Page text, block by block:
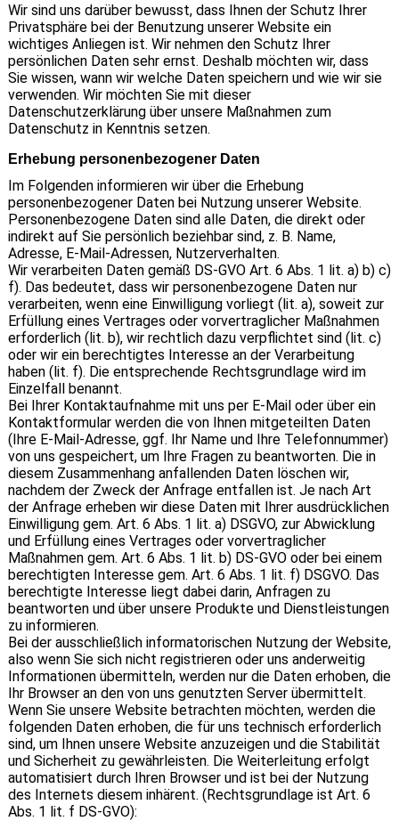
Wir sind uns darüber bewusst, dass Ihnen der Schutz Ihrer
Privatsphäre bei der Benutzung unserer Website ein
wichtiges Anliegen ist. Wir nehmen den Schutz Ihrer
persönlichen Daten sehr ernst. Deshalb möchten wir, dass
Sie wissen, wann wir welche Daten speichern und wie wir sie
verwenden. Wir möchten Sie mit dieser
Datenschutzerklärung über unsere Maßnahmen zum
Datenschutz in Kenntnis setzen.
Erhebung personenbezogener Daten
Im Folgenden informieren wir über die Erhebung
personenbezogener Daten bei Nutzung unserer Website.
Personenbezogene Daten sind alle Daten, die direkt oder
indirekt auf Sie persönlich beziehbar sind, z. B. Name,
Adresse, E-Mail-Adressen, Nutzerverhalten.
Wir verarbeiten Daten gemäß DS-GVO Art. 6 Abs. 1 lit. a) b) c)
f). Das bedeutet, dass wir personenbezogene Daten nur
verarbeiten, wenn eine Einwilligung vorliegt (lit. a), soweit zur
Erfüllung eines Vertrages oder vorvertraglicher Maßnahmen
erforderlich (lit. b), wir rechtlich dazu verpflichtet sind (lit. c)
oder wir ein berechtigtes Interesse an der Verarbeitung
haben (lit. f). Die entsprechende Rechtsgrundlage wird im
Einzelfall benannt.
Bei Ihrer Kontaktaufnahme mit uns per E-Mail oder über ein
Kontaktformular werden die von Ihnen mitgeteilten Daten
(Ihre E-Mail-Adresse, ggf. Ihr Name und Ihre Telefonnummer)
von uns gespeichert, um Ihre Fragen zu beantworten. Die in
diesem Zusammenhang anfallenden Daten löschen wir,
nachdem der Zweck der Anfrage entfallen ist. Je nach Art
der Anfrage erheben wir diese Daten mit Ihrer ausdrücklichen
Einwilligung gem. Art. 6 Abs. 1 lit. a) DSGVO, zur Abwicklung
und Erfüllung eines Vertrages oder vorvertraglicher
Maßnahmen gem. Art. 6 Abs. 1 lit. b) DS-GVO oder bei einem
berechtigten Interesse gem. Art. 6 Abs. 1 lit. f) DSGVO. Das
berechtigte Interesse liegt dabei darin, Anfragen zu
beantworten und über unsere Produkte und Dienstleistungen
zu informieren.
Bei der ausschließlich informatorischen Nutzung der Website,
also wenn Sie sich nicht registrieren oder uns anderweitig
Informationen übermitteln, werden nur die Daten erhoben, die
Ihr Browser an den von uns genutzten Server übermittelt.
Wenn Sie unsere Website betrachten möchten, werden die
folgenden Daten erhoben, die für uns technisch erforderlich
sind, um Ihnen unsere Website anzuzeigen und die Stabilität
und Sicherheit zu gewährleisten. Die Weiterleitung erfolgt
automatisiert durch Ihren Browser und ist bei der Nutzung
des Internets diesem inhärent. (Rechtsgrundlage ist Art. 6
Abs. 1 lit. f DS-GVO):